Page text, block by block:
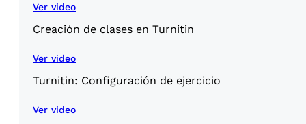
Ver video
Creación de clases en Turnitin
Ver video
Turnitin: Configuración de ejercicio
Ver video